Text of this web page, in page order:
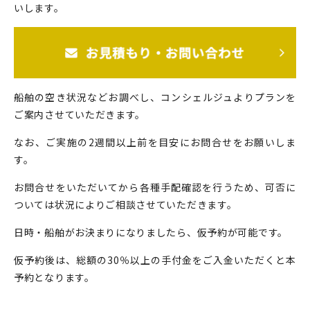
いします。
船舶の空き状況などお調べし、コンシェルジュよりプランを
ご案内させていただきます。
なお、ご実施の2週間以上前を目安にお問合せをお願いしま
す。
お問合せをいただいてから各種手配確認を行うため、可否に
ついては状況によりご相談させていただきます。
日時・船舶がお決まりになりましたら、仮予約が可能です。
仮予約後は、総額の30％以上の手付金をご入金いただくと本
予約となります。